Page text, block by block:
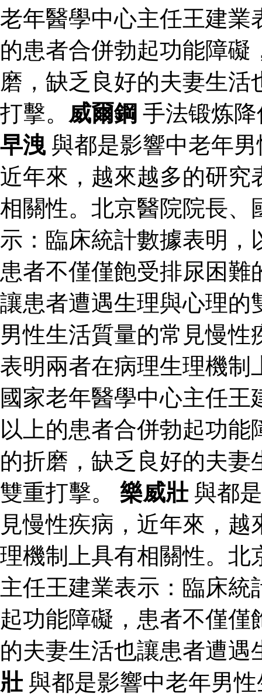
老年醫學中心主任王建業
的患者合併勃起功能障
磨，缺乏良好的夫妻生
打擊。 威爾鋼 手法锻炼
早洩 與都是影響中老年
近年來，越來越多的研究
相關性。北京醫院院長、
示：臨床統計數據表明，
患者不僅僅飽受排尿困
讓患者遭遇生理與心理的
男性生活質量的常見慢
表明兩者在病理生理機制
國家老年醫學中心主任
以上的患者合併勃起功
的折磨，缺乏良好的夫
雙重打擊。 樂威壯與都
見慢性疾病，近年來，
理機制上具有相關性。北
主任王建業表示：臨床
起功能障礙，患者不僅
的夫妻生活也讓患者遭
壯與都是影響中老年男